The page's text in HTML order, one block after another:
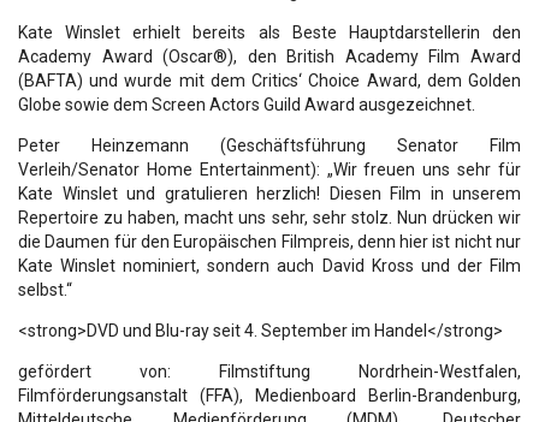
Kate Winslet erhielt bereits als Beste Hauptdarstellerin den
Academy Award (Oscar®), den British Academy Film Award
(BAFTA) und wurde mit dem Critics‘ Choice Award, dem Golden
Globe sowie dem Screen Actors Guild Award ausgezeichnet.
Peter Heinzemann (Geschäftsführung Senator Film
Verleih/Senator Home Entertainment): „Wir freuen uns sehr für
Kate Winslet und gratulieren herzlich! Diesen Film in unserem
Repertoire zu haben, macht uns sehr, sehr stolz. Nun drücken wir
die Daumen für den Europäischen Filmpreis, denn hier ist nicht nur
Kate Winslet nominiert, sondern auch David Kross und der Film
selbst.“
<strong>DVD und Blu-ray seit 4. September im Handel</strong>
gefördert von: Filmstiftung Nordrhein-Westfalen,
Filmförderungsanstalt (FFA), Medienboard Berlin-Brandenburg,